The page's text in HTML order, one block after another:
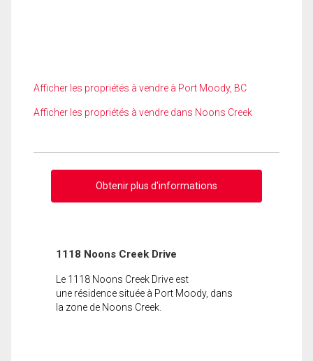
Afficher les propriétés à vendre à Port Moody, BC
Afficher les propriétés à vendre dans Noons Creek
Obtenir plus d'informations
1118 Noons Creek Drive
Le 1118 Noons Creek Drive est
une résidence située à Port Moody, dans
la zone de Noons Creek.